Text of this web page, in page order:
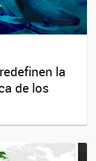
la
de los